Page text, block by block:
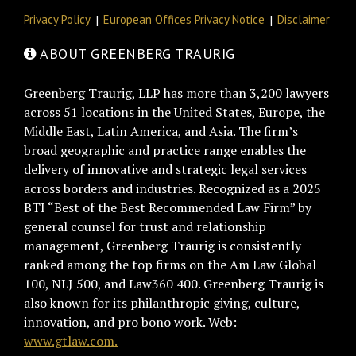
Privacy Policy European Offices Privacy Notice Disclaimer
ABOUT GREENBERG TRAURIG
Greenberg Traurig, LLP has more than 3,200 lawyers
across 51 locations in the United States, Europe, the
Middle East, Latin America, and Asia. The firm’s
broad geographic and practice range enables the
delivery of innovative and strategic legal services
across borders and industries. Recognized as a 2025
BTI “Best of the Best Recommended Law Firm” by
general counsel for trust and relationship
management, Greenberg Traurig is consistently
ranked among the top firms on the Am Law Global
100, NLJ 500, and Law360 400. Greenberg Traurig is
also known for its philanthropic giving, culture,
innovation, and pro bono work. Web:
www.gtlaw.com.